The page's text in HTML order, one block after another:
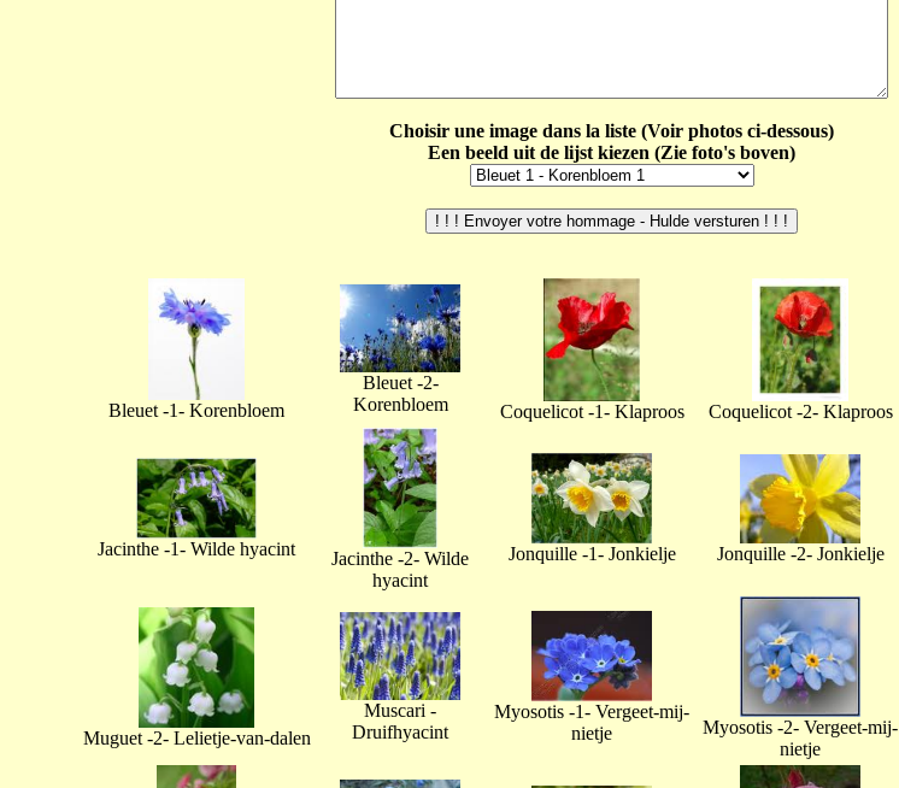
Choisir une image dans la liste (Voir photos ci-dessous)
Een beeld uit de lijst kiezen (Zie foto's boven)
Bleuet -1- Korenbloem
Bleuet -2-
Korenbloem
Coquelicot -1- Klaproos Coquelicot -2- Klaproos
Jacinthe -1- Wilde hyacint
Jacinthe -2- Wilde
hyacint
Jonquille -1- Jonkielje Jonquille -2- Jonkielje
Muguet -2- Lelietje-van-dalen
Muscari -
Druifhyacint
Myosotis -1- Vergeet-mij-
nietje
Myosotis -2- Vergeet-mij-
nietje